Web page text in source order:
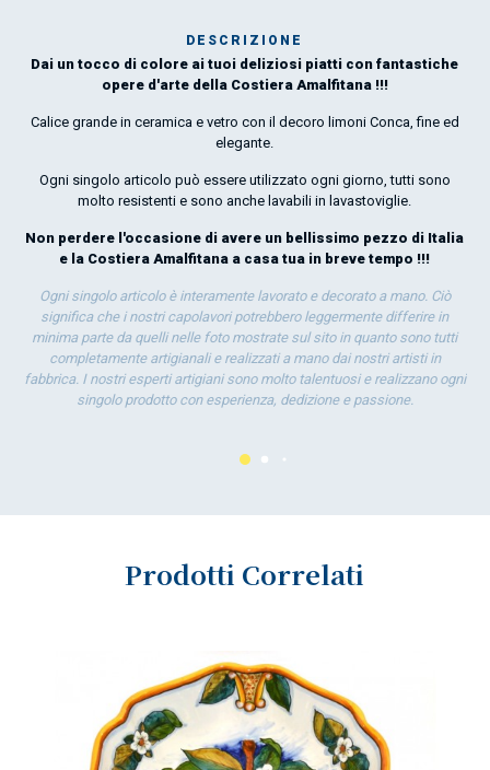
DESCRIZIONE
Dai un tocco di colore ai tuoi deliziosi piatti con fantastiche
opere d'arte della Costiera Amalfitana !!!
Calice grande in ceramica e vetro con il decoro limoni Conca, fine ed
elegante.
Ogni singolo articolo può essere utilizzato ogni giorno, tutti sono
molto resistenti e sono anche lavabili in lavastoviglie.
Non perdere l'occasione di avere un bellissimo pezzo di Italia
e la Costiera Amalfitana a casa tua in breve tempo !!!
Ogni singolo articolo è interamente lavorato e decorato a mano. Ciò
significa che i nostri capolavori potrebbero leggermente differire in
minima parte da quelli nelle foto mostrate sul sito in quanto sono tutti
completamente artigianali e realizzati a mano dai nostri artisti in
fabbrica. I nostri esperti artigiani sono molto talentuosi e realizzano ogni
singolo prodotto con esperienza, dedizione e passione.
Prodotti Correlati